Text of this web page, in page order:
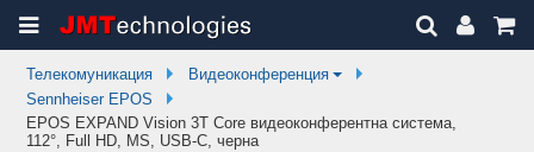
Телекомуникация
Видеоконференция
Sennheiser EPOS
EPOS EXPAND Vision 3T Core видеоконферентна система,
112°, Full HD, MS, USB-C, черна